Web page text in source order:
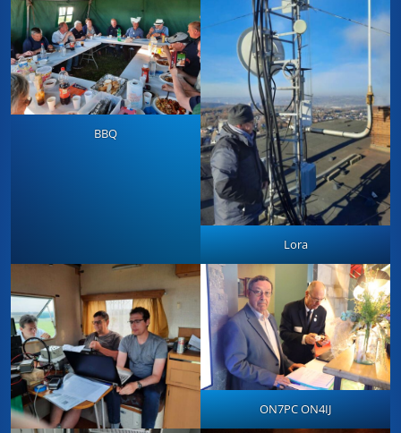
BBQ
Lora
ON7PC ON4IJ